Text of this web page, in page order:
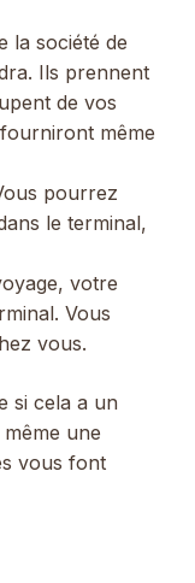
la société de
Ils prennent
de vos
même
pourrez
le terminal,
votre
Vous
vous.
si cela a un
une
vous font